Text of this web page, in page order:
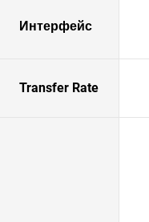
Интерфейс
Transfer Rate